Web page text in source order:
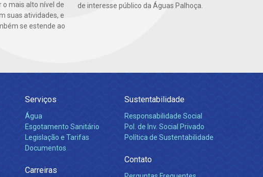
mais alto nível de
suas atividades, e
se estende ao
de interesse público da Águas Palhoça.
Serviços
Água
Esgotamento Sanitário
Legislação e Tarifas
Documentos
Carreiras
Sustentabilidade
Responsabilidade Social
Pol. de Inv. Social Privado
Política de Sustentabilidade
Contato